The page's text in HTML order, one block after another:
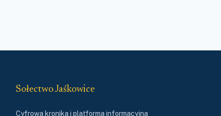
Sołectwo Jaśkowice
Cyfrowa kronika i platforma informacyjna